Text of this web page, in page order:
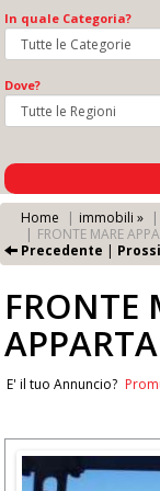
In quale Categoria?
Dove?
Home immobili »
FRONTE MARE
Precedente |
FRONTE
E' il tuo Annuncio?